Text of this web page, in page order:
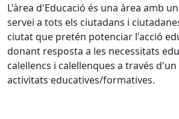
L'àrea d'Educació és una àrea amb
servei a tots els ciutadans i
ciutat que pretén potenciar l'acció
donant resposta a les necessitats
calellencs i calellenques a través
activitats educatives/formatives.